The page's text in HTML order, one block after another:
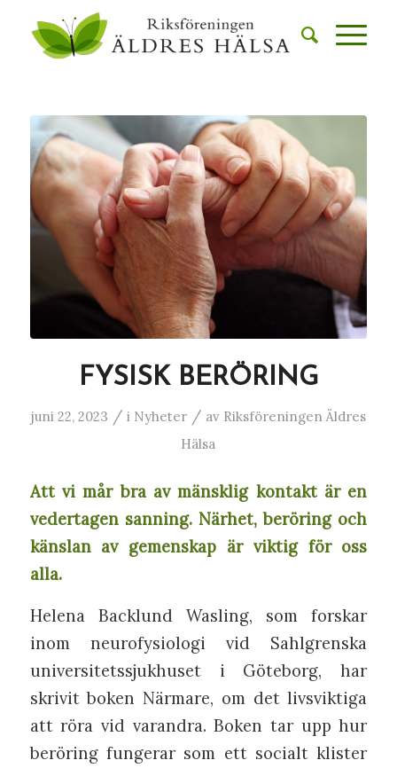
FYSISK BERÖRING
juni 22, 2023 / i Nyheter / av Riksföreningen Äldres
Hälsa
Att vi mår bra av mänsklig kontakt är en
vedertagen sanning. Närhet, beröring och
känslan av gemenskap är viktig för oss
alla.
Helena Backlund Wasling, som forskar
inom neurofysiologi vid Sahlgrenska
universitetssjukhuset i Göteborg, har
skrivit boken Närmare, om det livsviktiga
att röra vid varandra. Boken tar upp hur
beröring fungerar som ett socialt klister